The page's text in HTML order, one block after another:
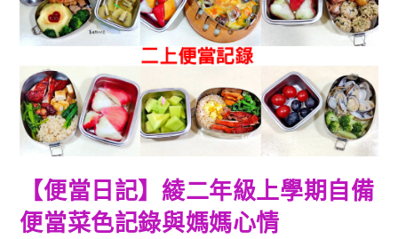
【便當日記】綾二年級上學期自備
便當菜色記錄與媽媽心情